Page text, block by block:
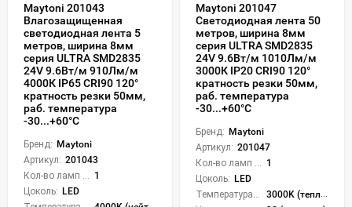
Maytoni 201043
Влагозащищенная
светодиодная лента 5
метров, ширина 8мм
серия ULTRA SMD2835
24V 9.6Вт/м 910Лм/м
4000К IP65 CRI90 120°
кратность резки 50мм,
раб. температура
-30...+60°С
Бренд: Maytoni
Артикул: 201043
1
Цоколь: LED
Maytoni 201047
Светодиодная лента 50
метров, ширина 8мм
серия ULTRA SMD2835
24V 9.6Вт/м 1010Лм/м
3000К IP20 CRI90 120°
кратность резки 50мм,
раб. температура
-30...+60°С
Бренд: Maytoni
Артикул: 201047
1
Цоколь: LED
3000K (теплый)